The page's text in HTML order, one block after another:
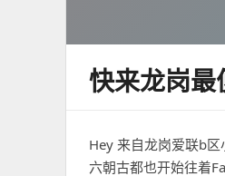
快来龙岗
Hey 来自龙岗爱联b
六朝古都也开始往着